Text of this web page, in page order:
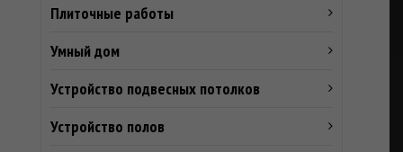
Плиточные работы
Умный дом
Устройство подвесных потолков
Устройство полов